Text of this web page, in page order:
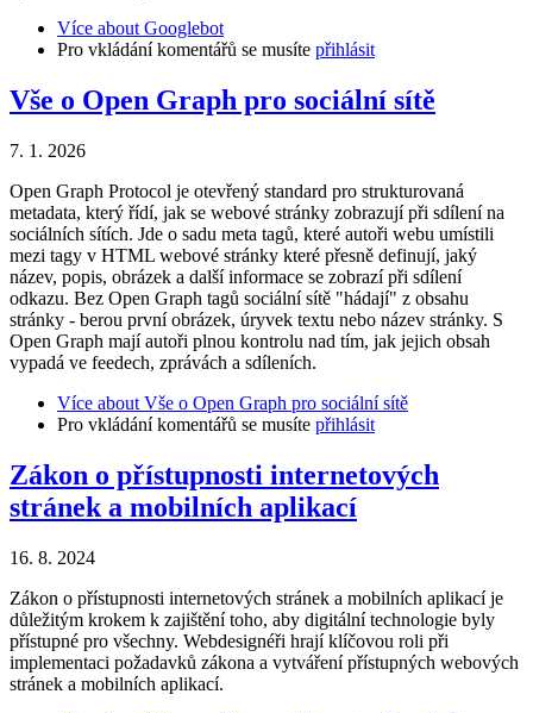
Více about Googlebot
Pro vkládání komentářů se musíte přihlásit
Vše o Open Graph pro sociální sítě
7. 1. 2026
Open Graph Protocol je otevřený standard pro strukturovaná
metadata, který řídí, jak se webové stránky zobrazují při sdílení na
sociálních sítích. Jde o sadu meta tagů, které autoři webu umístili
mezi tagy v HTML webové stránky které přesně definují, jaký
název, popis, obrázek a další informace se zobrazí při sdílení
odkazu. Bez Open Graph tagů sociální sítě "hádají" z obsahu
stránky - berou první obrázek, úryvek textu nebo název stránky. S
Open Graph mají autoři plnou kontrolu nad tím, jak jejich obsah
vypadá ve feedech, zprávách a sdíleních.
Více about Vše o Open Graph pro sociální sítě
Pro vkládání komentářů se musíte přihlásit
Zákon o přístupnosti internetových
stránek a mobilních aplikací
16. 8. 2024
Zákon o přístupnosti internetových stránek a mobilních aplikací je
důležitým krokem k zajištění toho, aby digitální technologie byly
přístupné pro všechny. Webdesignéři hrají klíčovou roli při
implementaci požadavků zákona a vytváření přístupných webových
stránek a mobilních aplikací.